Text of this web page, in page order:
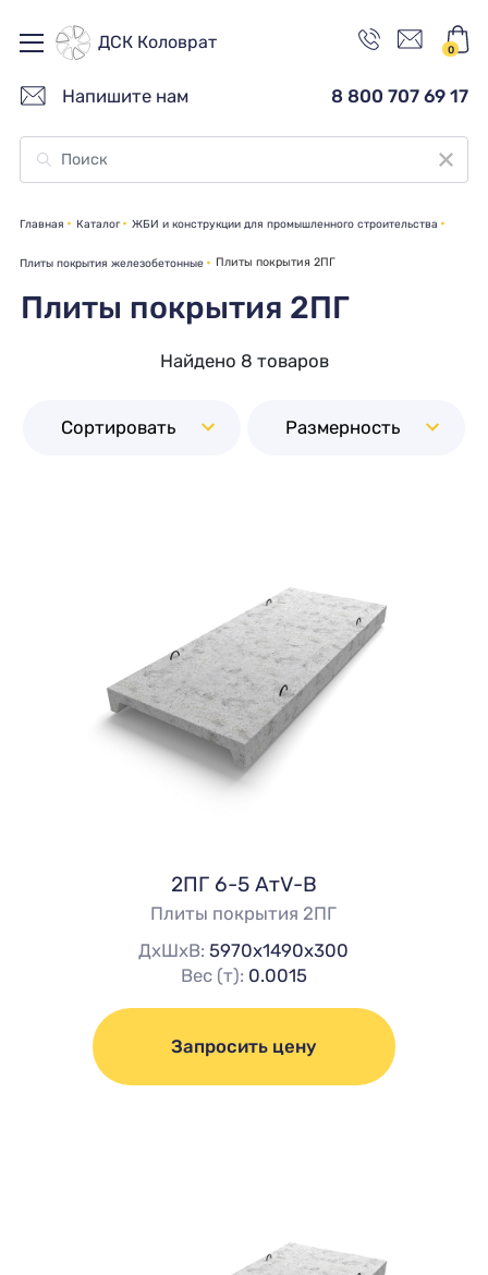
ДСК Коловрат 0
Напишите нам 8 800 707 69 17
Главная Каталог ЖБИ и конструкции для промышленного строительства
Плиты покрытия железобетонные Плиты покрытия 2ПГ
Плиты покрытия 2ПГ
Найдено 8 товаров
Сортировать Размерность
2ПГ 6-5 АтV-В
Плиты покрытия 2ПГ
ДхШхВ:5970х1490х300
Вес (т): 0.0015
Запросить цену